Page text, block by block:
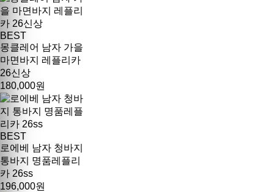
BEST
몽클레어 남자 가을
마면바지 레플리카
26신상
180,000원
BEST
로에베 남자 청바지
통바지 명품레플리
카 26ss
196,000원